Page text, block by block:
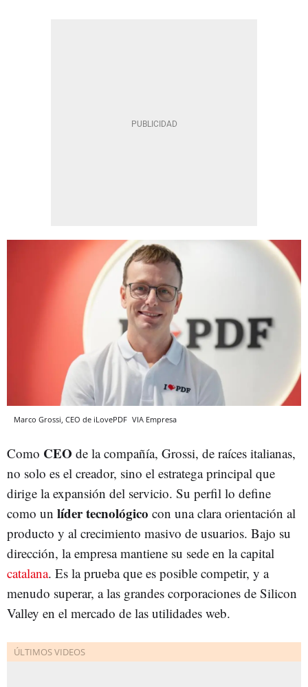
Marco Grossi, CEO de iLovePDF VIA Empresa
Como CEO de la compañía, Grossi, de raíces italianas,
no solo es el creador, sino el estratega principal que
dirige la expansión del servicio. Su perfil lo define
como un líder tecnológico con una clara orientación al
producto y al crecimiento masivo de usuarios. Bajo su
dirección, la empresa mantiene su sede en la capital
catalana. Es la prueba que es posible competir, y a
menudo superar, a las grandes corporaciones de Silicon
Valley en el mercado de las utilidades web.